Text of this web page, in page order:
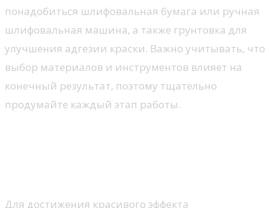
понадобиться шлифовальная бумага или ручная
шлифовальная машина, а также грунтовка для
улучшения адгезии краски. Важно учитывать, что
выбор материалов и инструментов влияет на
конечный результат, поэтому тщательно
продумайте каждый этап работы.
Для достижения красивого эффекта